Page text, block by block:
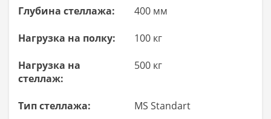
Глубина стеллажа: 400 мм
Нагрузка на полку: 100 кг
Нагрузка на
стеллаж:
500 кг
Тип стеллажа: MS Standart